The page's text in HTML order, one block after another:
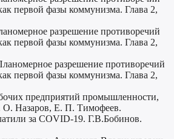
первой фазы коммунизма. Глава 2,
разрешение противоречий
первой фазы коммунизма. Глава 2,
разрешение противоречий
первой фазы коммунизма. Глава 2,
предприятий промышленности,
О. Назаров, Е. П. Тимофеев.
за COVID-19. Г.В.Бобинов.